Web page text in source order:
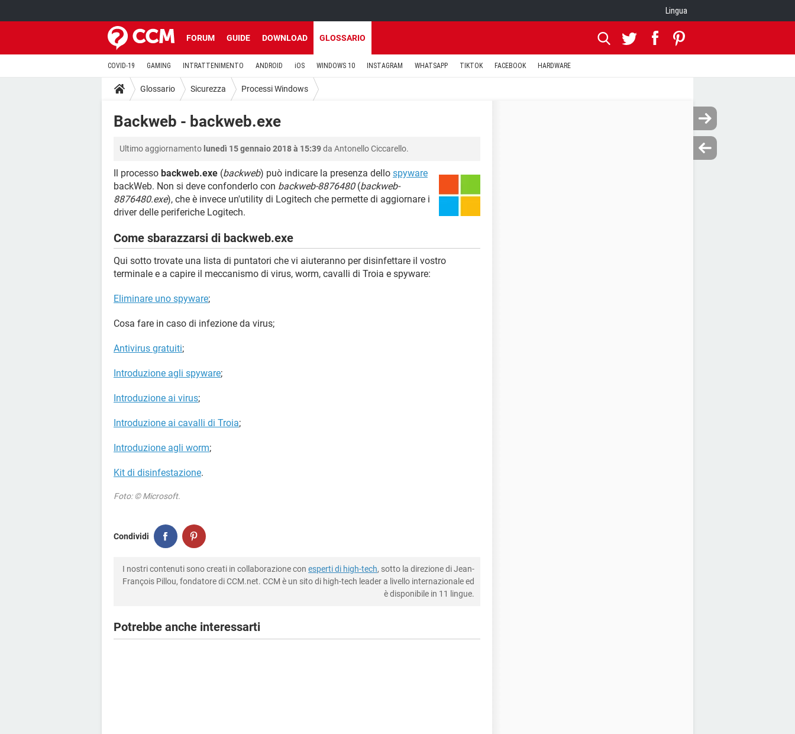
Lingua
FORUM GUIDE DOWNLOAD GLOSSARIO
COVID-19 GAMING INTRATTENIMENTO ANDROID iOS WINDOWS 10 INSTAGRAM WHATSAPP TIKTOK FACEBOOK HARDWARE
Glossario Sicurezza Processi Windows
Backweb - backweb.exe
Ultimo aggiornamento lunedì 15 gennaio 2018 à 15:39da Antonello Ciccarello.
Il processo backweb.exe (backweb) può indicare la presenza dello spyware
backWeb. Non si deve confonderlo con backweb-8876480(backweb-
8876480.exe), che è invece un'utility di Logitech che permette di aggiornare i
driver delle periferiche Logitech.
Come sbarazzarsi di backweb.exe
Qui sotto trovate una lista di puntatori che vi aiuteranno per disinfettare il vostro
terminale e a capire il meccanismo di virus, worm, cavalli di Troia e spyware:
Eliminare uno spyware;
Cosa fare in caso di infezione da virus;
Antivirus gratuiti;
Introduzione agli spyware;
Introduzione ai virus;
Introduzione ai cavalli di Troia;
Introduzione agli worm;
Kit di disinfestazione.
Foto: © Microsoft.
Condividi
I nostri contenuti sono creati in collaborazione con esperti di high-tech, sotto la direzione di Jean-
François Pillou, fondatore di CCM.net. CCM è un sito di high-tech leader a livello internazionale ed
è disponibile in 11 lingue.
Potrebbe anche interessarti